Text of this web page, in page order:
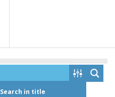
Search in title